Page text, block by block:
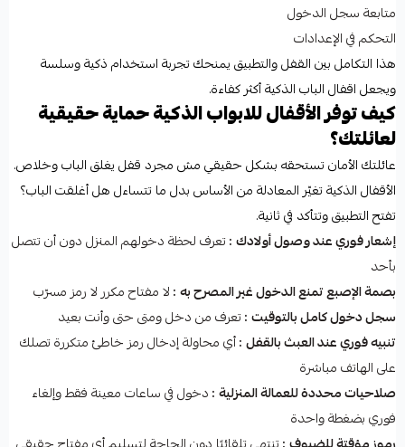
متابعة سجل الدخول
التحكم في الإعدادات
هذا التكامل بين القفل والتطبيق يمنحك تجربة استخدام ذكية وسلسة
ويجعل اقفال الباب الذكية أكثر كفاءة.
كيف توفر الأقفال للابواب الذكية حماية حقيقية
لعائلتك؟
عائلتك الأمان تستحقه بشكل حقيقي مش مجرد قفل يغلق الباب وخلاص.
الأقفال الذكية تغيّر المعادلة من الأساس بدل ما تتساءل هل أغلقت الباب؟
تفتح التطبيق وتتأكد في ثانية.
إشعار فوري عند وصول أولادك:تعرف لحظة دخولهم المنزل دون أن تتصل
بأحد
بصمة الإصبع تمنع الدخول غير المصرح به:لا مفتاح مكرر لا رمز مسرّب
سجل دخول كامل بالتوقيت:تعرف من دخل ومتى حتى وأنت بعيد
تنبيه فوري عند العبث بالقفل:أي محاولة إدخال رمز خاطئ متكررة تصلك
على الهاتف مباشرة
صلاحيات محددة للعمالة المنزلية:دخول في ساعات معينة فقط وإلغاء
فوري بضغطة واحدة